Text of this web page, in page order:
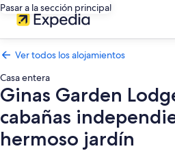
Pasar a la sección principal
Ver todos los alojamientos
Casa entera
Ginas Garden
cabañas
hermoso jardín